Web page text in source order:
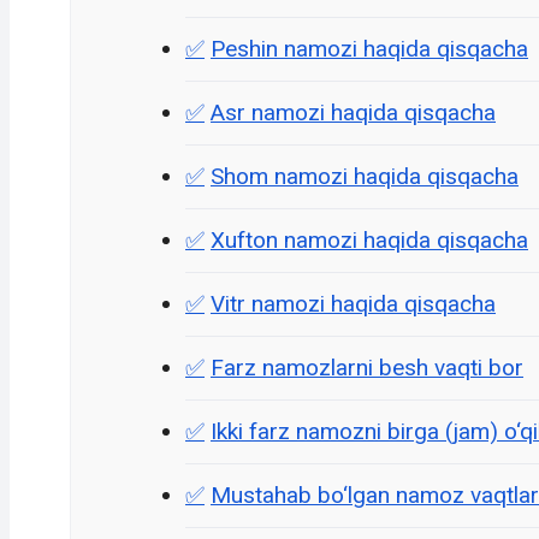
Peshin namozi haqida qisqacha
Asr namozi haqida qisqacha
Shom namozi haqida qisqacha
Xufton namozi haqida qisqacha
Vitr namozi haqida qisqacha
Farz namozlarni besh vaqti bor
Ikki farz namozni birga (jam)
Mustahab bo‘lgan namoz